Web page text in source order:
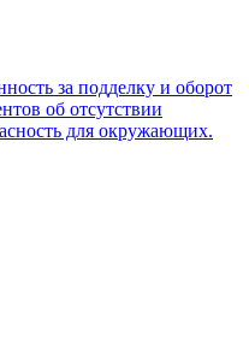
за подделку и оборот
об отсутствии
для окружающих.